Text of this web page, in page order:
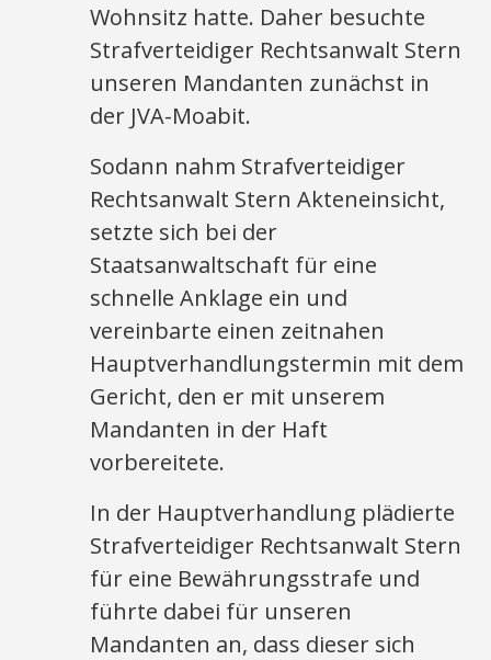
Wohnsitz hatte. Daher besuchte
Strafverteidiger Rechtsanwalt Stern
unseren Mandanten zunächst in
der JVA-Moabit.
Sodann nahm Strafverteidiger
Rechtsanwalt Stern Akteneinsicht,
setzte sich bei der
Staatsanwaltschaft für eine
schnelle Anklage ein und
vereinbarte einen zeitnahen
Hauptverhandlungstermin mit dem
Gericht, den er mit unserem
Mandanten in der Haft
vorbereitete.
In der Hauptverhandlung plädierte
Strafverteidiger Rechtsanwalt Stern
für eine Bewährungsstrafe und
führte dabei für unseren
Mandanten an, dass dieser sich